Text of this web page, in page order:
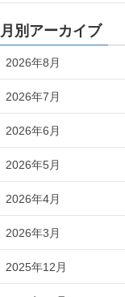
月別アーカイブ
2026年8月
2026年7月
2026年6月
2026年5月
2026年4月
2026年3月
2025年12月